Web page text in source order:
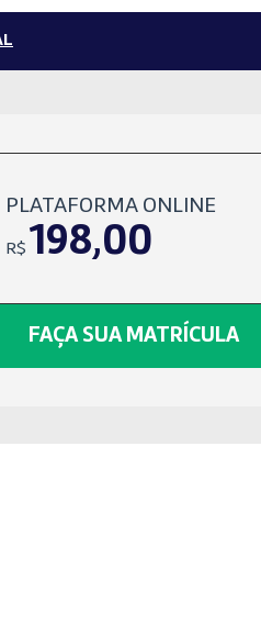
PLATAFORMA ONLINE
R$ 198,00
FAÇA SUA MATRÍCULA